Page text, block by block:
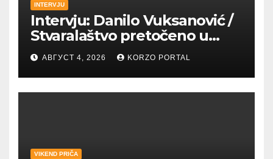
INTERVJU
Intervju: Danilo Vuksanović /
Stvaralaštvo pretočeno u
umetnost i reči
АВГУСТ 4, 2026 KORZO PORTAL
VIKEND PRIČA